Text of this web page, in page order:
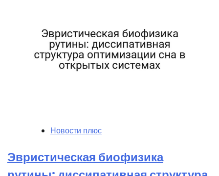
Новости плюс
Эвристическая биофизика